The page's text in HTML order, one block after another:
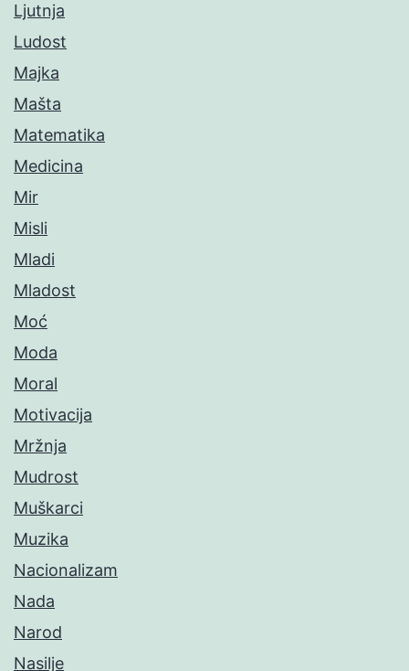
Ljutnja
Ludost
Majka
Mašta
Matematika
Medicina
Mir
Misli
Mladi
Mladost
Moć
Moda
Moral
Motivacija
Mržnja
Mudrost
Muškarci
Muzika
Nacionalizam
Nada
Narod
Nasilje